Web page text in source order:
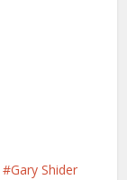
Gary Shider